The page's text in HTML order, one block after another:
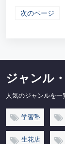
次のページ
ジャンル
人気のジャンルを一
学習塾
生花店